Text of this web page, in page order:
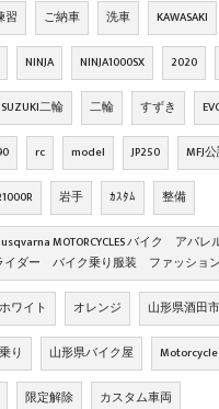
習 ご納車 洗車 KAWASAKI
NINJA NINJA1000SX 2020
SUZUKI二輪 二輪 すずき
rc model JP250 MFJ
岩手 ｶｽﾀﾑ 整備
MOTORCYCLES バイク アパ
ダー バイク乗り服装 ファッション
ホワイト オレンジ 山形県酒田市
り 山形県バイク屋
限定解除 カスタム車両